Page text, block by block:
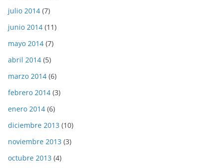
julio 2014 (7)
junio 2014 (11)
mayo 2014 (7)
abril 2014 (5)
marzo 2014 (6)
febrero 2014 (3)
enero 2014 (6)
diciembre 2013 (10)
noviembre 2013 (3)
octubre 2013 (4)